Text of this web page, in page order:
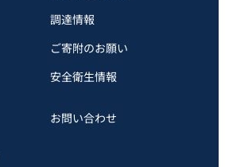
調達情報
ご寄附のお願い
安全衛⽣情報
お問い合わせ